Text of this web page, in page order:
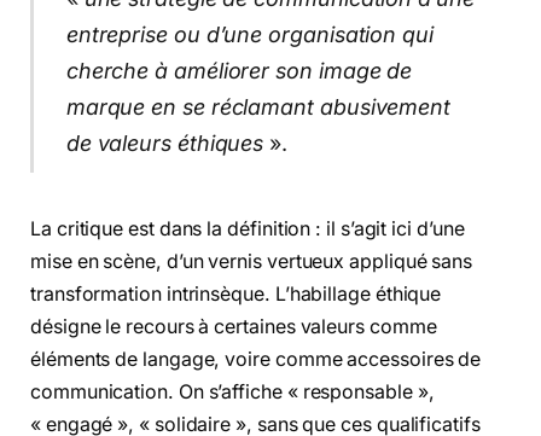
entreprise ou d’une organisation qui
cherche à améliorer son image de
marque en se réclamant abusivement
de valeurs éthiques ».
La critique est dans la définition : il s’agit ici d’une
mise en scène, d’un vernis vertueux appliqué sans
transformation intrinsèque. L’habillage éthique
désigne le recours à certaines valeurs comme
éléments de langage, voire comme accessoires de
communication. On s’affiche « responsable »,
« engagé », « solidaire », sans que ces qualificatifs